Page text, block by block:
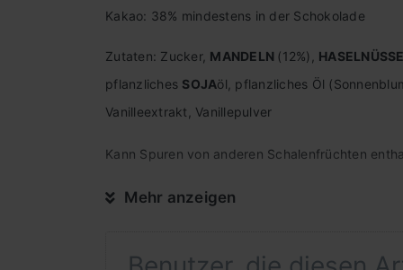
Kakao: 38% mindestens in der Schokolade
Zutaten: Zucker, MANDELN (12%), HASELNÜSSE
pflanzliches SOJAöl, pflanzliches Öl
Vanilleextrakt, Vanillepulver
Kann Spuren von anderen Schalenfrüchten
Mehr anzeigen